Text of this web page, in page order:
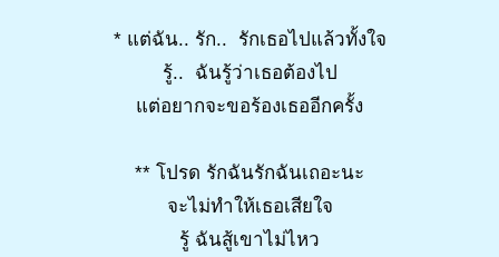
* แต่ฉัน.. รัก.. รักเธอไปแล้วทั้งใจ
รู้.. ฉันรู้ว่าเธอต้องไป
แต่อยากจะขอร้องเธออีกครั้ง
** โปรด รักฉันรักฉันเถอะนะ
จะไม่ทำให้เธอเสียใจ
รู้ ฉันสู้เขาไม่ไหว